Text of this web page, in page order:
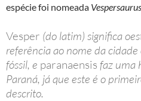
espécie foi nomeada
Vesper (do latim) significa
referência ao nome da
fóssil, e paranaensis faz uma
Paraná, já que este é o
descrito.